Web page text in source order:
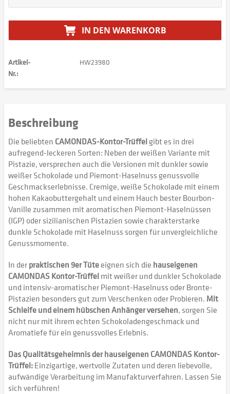
IN DEN WARENKORB
Artikel-
Nr.:
HW23980
Beschreibung
Die beliebten CAMONDAS-Kontor-Trüffelgibt es in drei
aufregend-leckeren Sorten: Neben der weißen Variante mit
Pistazie, versprechen auch die Versionen mit dunkler sowie
weißer Schokolade und Piemont-Haselnuss genussvolle
Geschmackserlebnisse. Cremige, weiße Schokolade mit einem
hohen Kakaobuttergehalt und einem Hauch bester Bourbon-
Vanille zusammen mit aromatischen Piemont-Haselnüssen
(IGP) oder sizilianischen Pistazien sowie charakterstarke
dunkle Schokolade mit Haselnuss sorgen für unvergleichliche
Genussmomente.
In derpraktischen 9er Tüteeignen sich die hauseigenen
CAMONDAS Kontor-Trüffelmit weißer und dunkler Schokolade
und intensiv-aromatischer Piemont-Haselnuss oder Bronte-
Pistazien besonders gut zum Verschenken oder Probieren. Mit
Schleife und einem hübschen Anhänger versehen, sorgen Sie
nicht nur mit ihrem echten Schokoladengeschmack und
Aromatiefe für ein genussvolles Erlebnis.
Das Qualitätsgeheimnis der hauseigenen CAMONDAS Kontor-
Trüffel:Einzigartige, wertvolle Zutaten und deren liebevolle,
aufwändige Verarbeitung im Manufakturverfahren. Lassen Sie
sich verführen!